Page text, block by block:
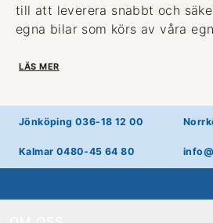
till att leverera snabbt och
egna bilar som körs av våra
LÄS MER
Jönköping 036-18 12 00
Kalmar 0480-45 64 80